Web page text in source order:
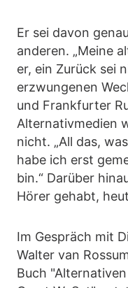
Er sei davon
anderen. „Meine
er, ein Zurück sei
erzwungenen
und Frankfurter
Alternativmedien
nicht. „All das,
habe ich erst
bin.“ Darüber
Hörer gehabt,
Im Gespräch mit
Walter van
Buch